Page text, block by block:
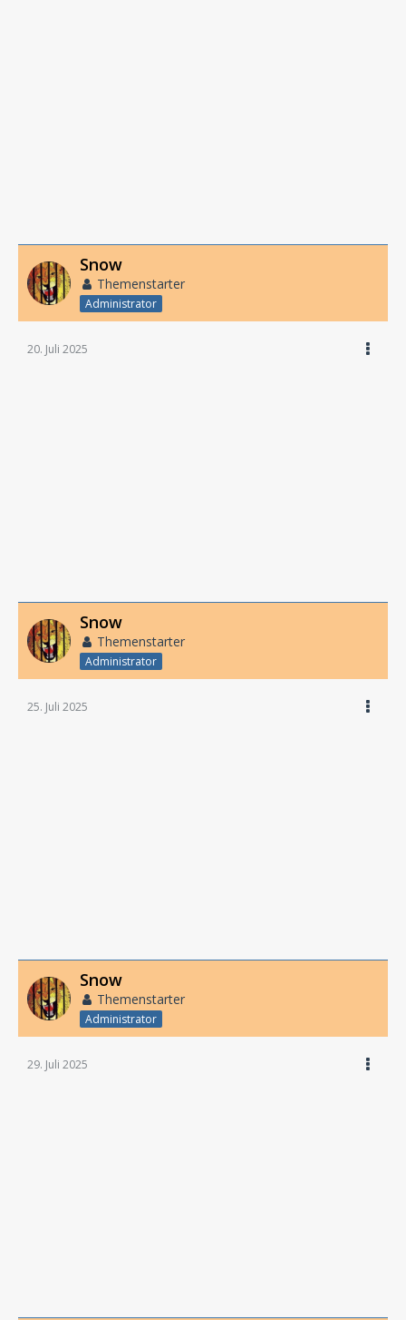
Snow
Themenstarter
Administrator
20. Juli 2025
Snow
Themenstarter
Administrator
25. Juli 2025
Snow
Themenstarter
Administrator
29. Juli 2025